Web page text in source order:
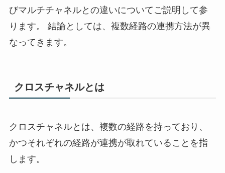
びマルチチャネルとの違いについてご説明して参
ります。 結論としては、複数経路の連携方法が異
なってきます。
クロスチャネルとは
クロスチャネルとは、複数の経路を持っており、
かつそれぞれの経路が連携が取れていることを指
します。